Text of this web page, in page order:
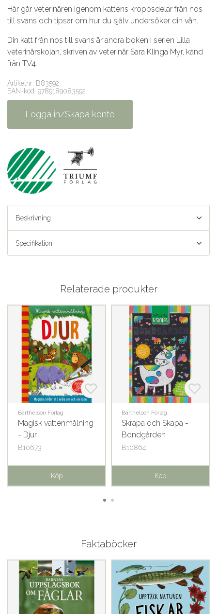
Här går veterinären igenom kattens kroppsdelar från nos
till svans och tipsar om hur du själv undersöker din vän.
Din katt från nos till svans är andra boken i serien Lilla
veterinärskolan, skriven av veterinär Sara Klinga Myr, känd
från TV4.
Artikelnr: B83592
EAN-kod: 9789189083592
Logga in/Skapa konto
Beskrivning
Specifikation
Relaterade produkter
Barthelson Förlag
Magisk vattenmålning
- Djur
B10673
Köp
Barthelson Förlag
Skrapa och Skapa -
Bondgården
B10864
Köp
Faktaböcker